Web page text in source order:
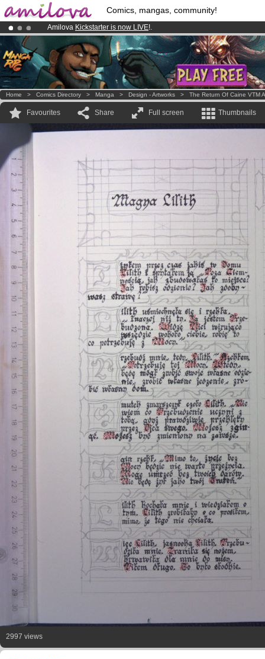
Comics, mangas, community!
Amilova Kickstarter is now LIVE!.
Already 134393membersand 1208comics & mangas!.
Premium membership from3.95 euros per month !Get membership
Home > Comics Directory > Manga > Design - Artworks > The Return Of Caine VTM
Favourites Share Full screen Thumbnails
2997 views